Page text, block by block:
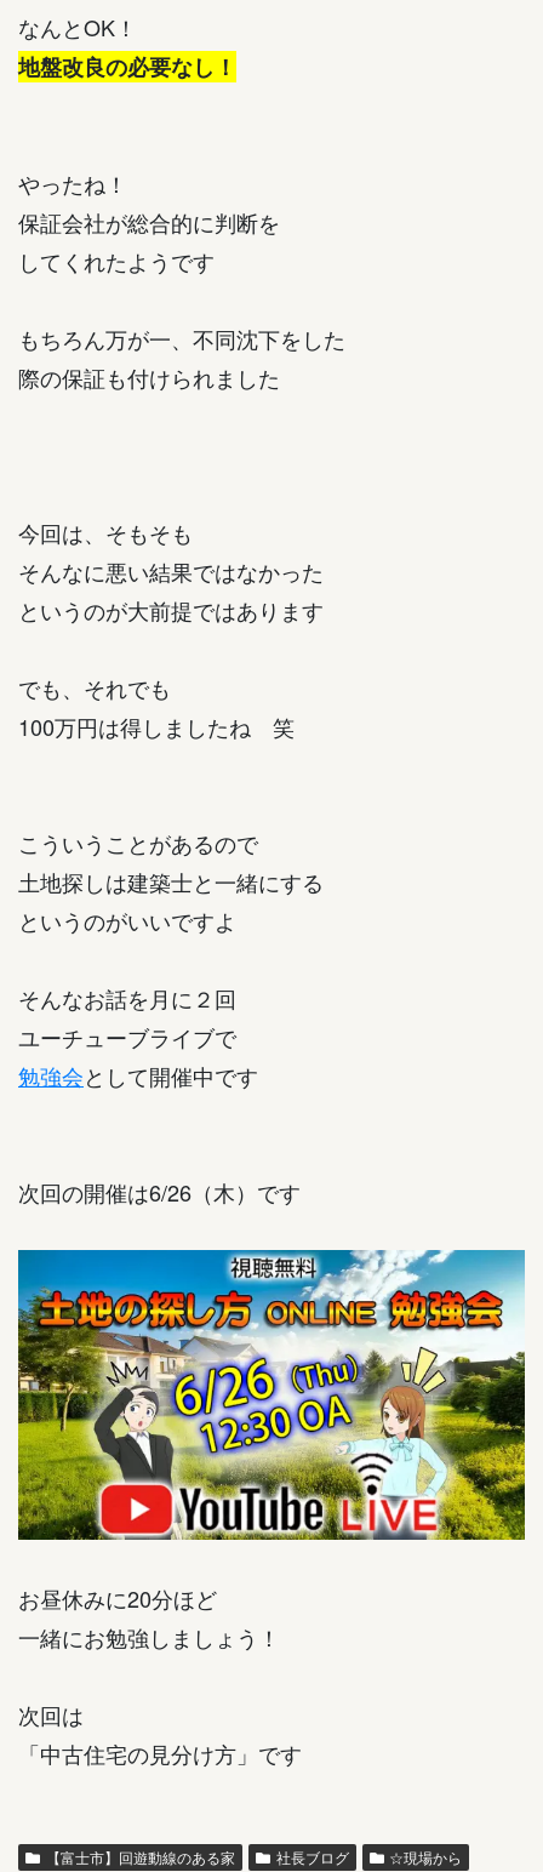
なんとOK！
地盤改良の必要なし！
やったね！
保証会社が総合的に判断を
してくれたようです
もちろん万が一、不同沈下をした
際の保証も付けられました
今回は、そもそも
そんなに悪い結果ではなかった
というのが大前提ではあります
でも、それでも
100万円は得しましたね 笑
こういうことがあるので
土地探しは建築士と一緒にする
というのがいいですよ
そんなお話を月に２回
ユーチューブライブで
勉強会として開催中です
次回の開催は6/26（木）です
お昼休みに20分ほど
一緒にお勉強しましょう！
次回は
「中古住宅の見分け方」です
【富士市】回遊動線のある家 社長ブログ ☆現場から